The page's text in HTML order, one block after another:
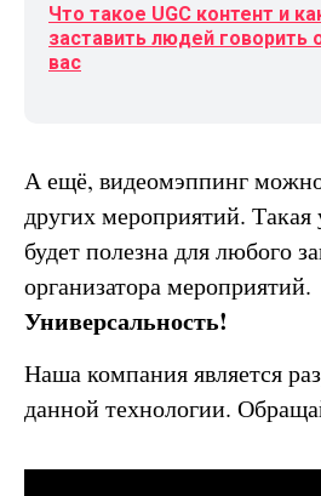
Что такое UGC контент и
заставить людей говорить
вас
А ещё, видеомэппинг можно
других мероприятий. Такая
будет полезна для любого
организатора мероприятий.
Универсальность!
Наша компания является
данной технологии.